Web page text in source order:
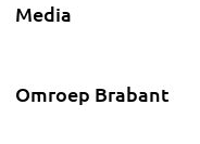
Media
Omroep Brabant